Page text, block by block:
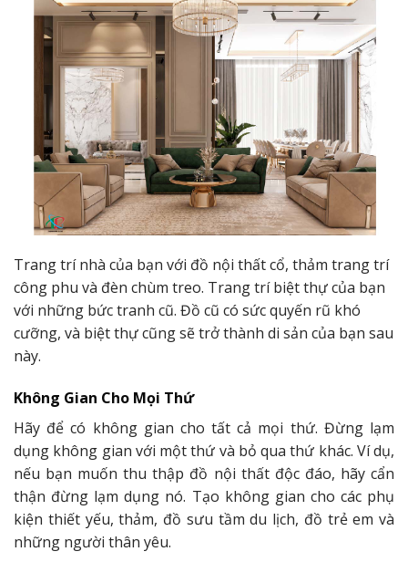
Trang trí nhà của bạn với đồ nội thất cổ, thảm trang trí
công phu và đèn chùm treo. Trang trí biệt thự của bạn
với những bức tranh cũ. Đồ cũ có sức quyến rũ khó
cưỡng, và biệt thự cũng sẽ trở thành di sản của bạn sau
này.
Không Gian Cho Mọi Thứ
Hãy để có không gian cho tất cả mọi thứ. Đừng lạm
dụng không gian với một thứ và bỏ qua thứ khác. Ví dụ,
nếu bạn muốn thu thập đồ nội thất độc đáo, hãy cẩn
thận đừng lạm dụng nó. Tạo không gian cho các phụ
kiện thiết yếu, thảm, đồ sưu tầm du lịch, đồ trẻ em và
những người thân yêu.